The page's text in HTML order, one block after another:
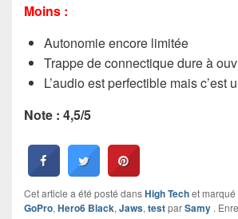
Moins :
Autonomie encore limitée
Trappe de connectique dure à
L’audio est perfectible mais c’est
Note : 4,5/5
Cet article a été posté dansHigh Techet marqué
GoPro, Hero6 Black, Jaws, testparSamy .